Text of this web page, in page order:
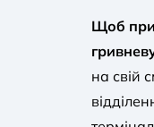
Щоб
на свій